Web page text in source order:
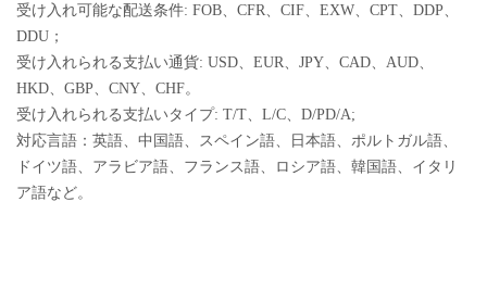
受け入れ可能な配送条件: FOB、CFR、CIF、EXW、CPT、DDP、
DDU；
受け入れられる支払い通貨: USD、EUR、JPY、CAD、AUD、
HKD、GBP、CNY、CHF。
受け入れられる支払いタイプ: T/T、L/C、D/PD/A;
対応言語：英語、中国語、スペイン語、日本語、ポルトガル語、
ドイツ語、アラビア語、フランス語、ロシア語、韓国語、イタリ
ア語など。